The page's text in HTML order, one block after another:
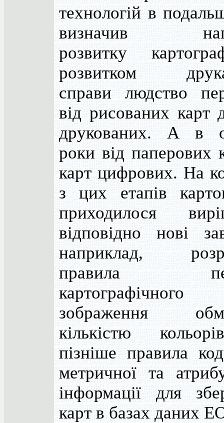
технологій в
визначив
розвитку
розвитком
справи людство
від рисованих карт
друкованих. А в
роки від паперових
карт цифрових. На
з цих етапів
приходилося
відповідно нові
наприклад,
правила
картографічного
зображення
кількістю
пізніше правила
метричної та
інформації для
карт в базах даних